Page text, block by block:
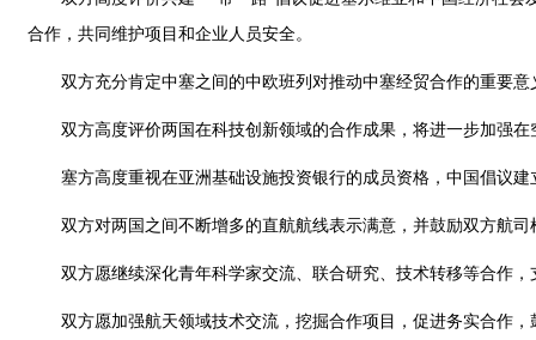
合作，共同维护项目和企业人员安全。
双方充分肯定中塞之间的中欧班列对推动中塞经贸合作的重要
双方高度评价两国在科技创新领域的合作成果，将进一步加强
塞方高度重视在亚洲基础设施投资银行的成员资格，中国倡议
双方对两国之间不断增多的直航航线表示满意，并鼓励双方航
双方愿继续深化青年科学家交流、联合研究、技术转移等合作
双方愿加强航天领域技术交流，挖掘合作项目，促进务实合作